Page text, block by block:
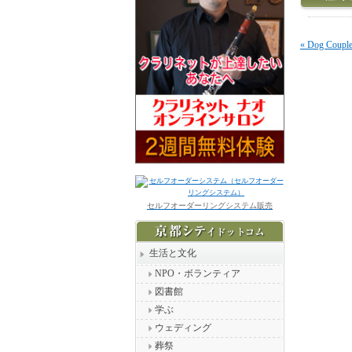
« Dog Couple
セルフオーダーリングシステム販売
生活と文化
NPO・ボランティア
図書館
学ぶ
ウェディング
葬祭